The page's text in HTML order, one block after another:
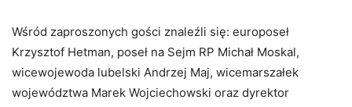
Wśród zaproszonych gości znaleźli się: europoseł
Krzysztof Hetman, poseł na Sejm RP Michał Moskal,
wicewojewoda lubelski Andrzej Maj, wicemarszałek
województwa Marek Wojciechowski oraz dyrektor